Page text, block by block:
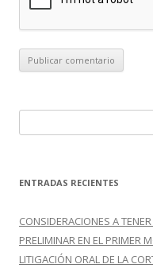
u
c
r
:
ENTRADAS RECIENTES
CONSIDERACIONES A
PRELIMINAR EN EL PRIMER
LITIGACIÓN ORAL DE LA